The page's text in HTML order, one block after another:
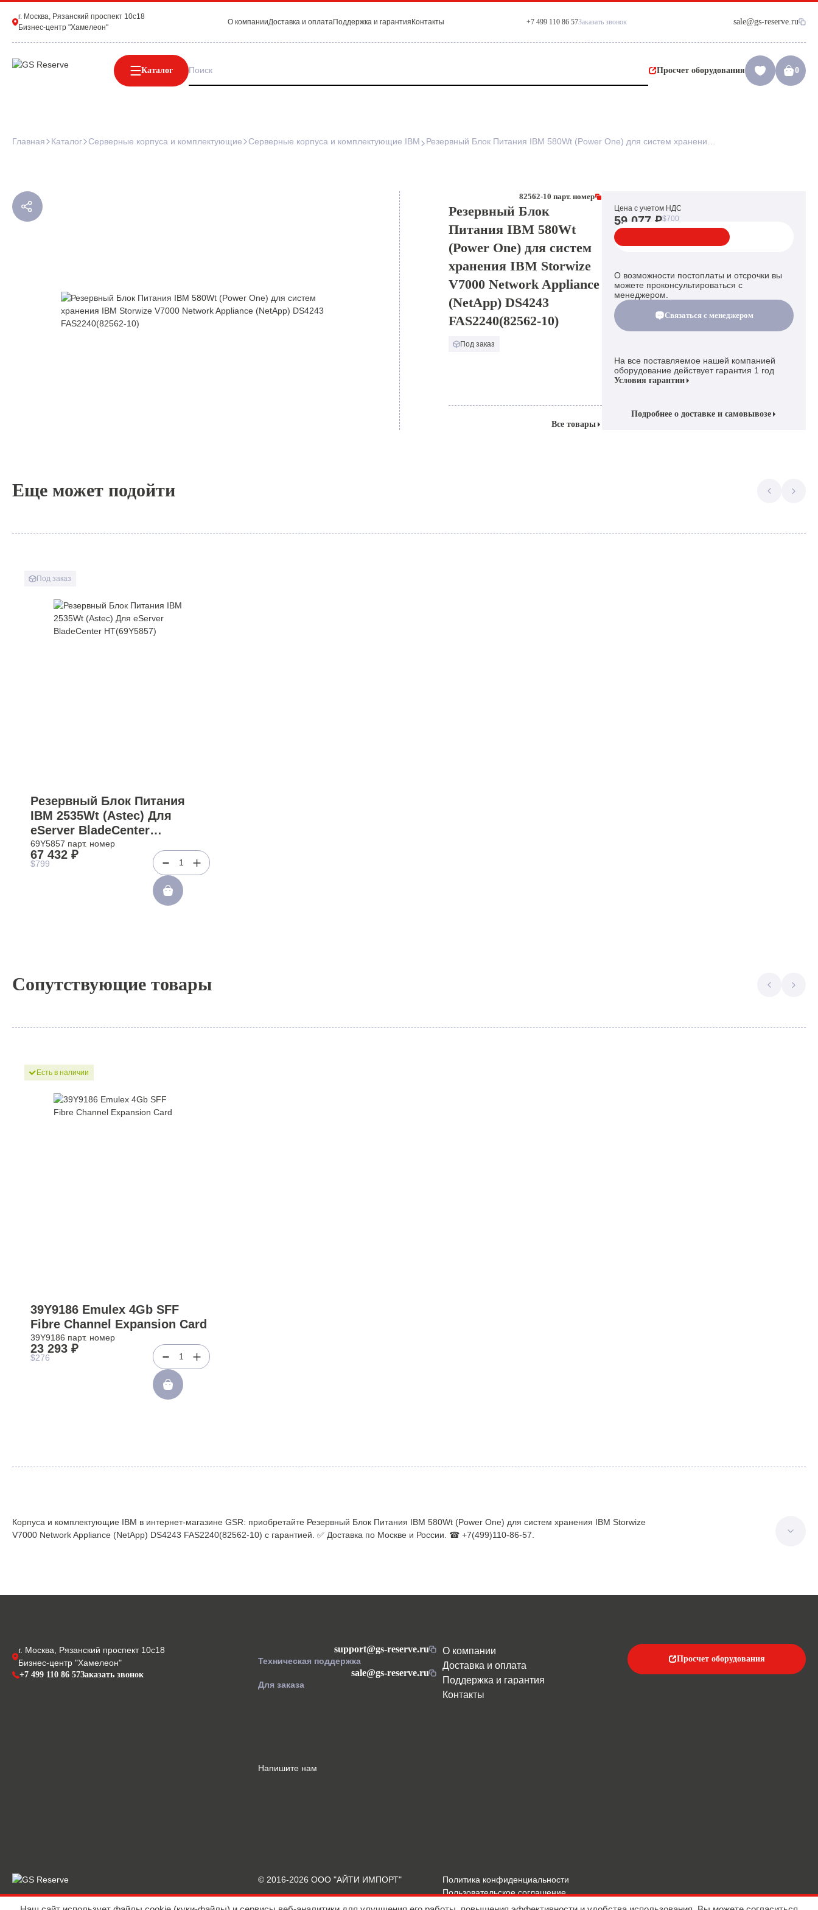
г. Москва, Рязанский проспект 10с18
Бизнес-центр "Хамелеон"
О компанииДоставка и оплатаПоддержка и гарантия Контакты +7 499 110 86 57Заказать звонок sale@gs-reserve.ru
Каталог Просчет оборудования 0
Главная Каталог Серверные корпуса и комплектующие Серверные корпуса и комплектующие IBM
82562-10 парт. номер
Резервный Блок
Питания IBM 580Wt
(Power One) для систем
хранения IBM Storwize
V7000 Network Appliance
(NetApp) DS4243
FAS2240(82562-10)
Под заказ
Все товары
Цена с учетом НДС
59 077 ₽$700
О возможности постоплаты и отсрочки вы
можете проконсультироваться с
менеджером.
Связаться с менеджером
На все поставляемое нашей компанией
оборудование действует гарантия 1 год
Условия гарантии
Подробнее о доставке и самовывозе
Еще может подойти
Под заказ
Резервный Блок Питания
IBM 2535Wt (Astec) Для
eServer BladeCenter
HT(69Y5857)
69Y5857 парт. номер
67 432 ₽
$799 1
Сопутствующие товары
Есть в наличии
39Y9186 Emulex 4Gb SFF
Fibre Channel Expansion Card
39Y9186 парт. номер
23 293 ₽
$276 1
Корпуса и комплектующие IBM в интернет-магазине GSR: приобретайте Резервный Блок Питания IBM 580Wt (Power One) для систем хранения IBM Storwize
V7000 Network Appliance (NetApp) DS4243 FAS2240(82562-10) с гарантией. ✅ Доставка по Москве и России. ☎ +7(499)110-86-57.
г. Москва, Рязанский проспект 10с18
Бизнес-центр "Хамелеон"
+7 499 110 86 57Заказать звонок
support@gs-reserve.ru
Техническая поддержка
sale@gs-reserve.ru
Для заказа
О компании
Доставка и оплата
Поддержка и гарантия
Контакты
Просчет оборудования
Напишите нам
© 2016-2026 ООО "АЙТИ ИМПОРТ"
Политика конфиденциальности
Пользовательское соглашение
Подробнее о Cookies